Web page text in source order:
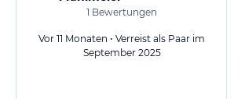
1 Bewertungen
Vor 11 Monaten • Verreist als Paar im
September 2025